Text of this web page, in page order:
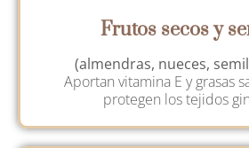
Frutos secos y
(almendras, nueces,
Aportan vitamina E y grasas
protegen los tejidos